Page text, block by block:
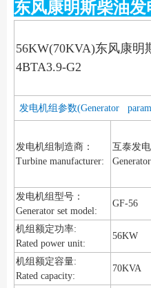
东风康明斯柴油
56KW(70KVA)东风康明
4BTA3.9-G2
发电机组参数(Generator
发电机组制造商：
Turbine manufacturer:
互泰发
发电机组型号：
Generator set model:
GF-56
机组额定功率:
Rated power unit:
56KW
机组额定容量:
Rated capacity:
70KVA